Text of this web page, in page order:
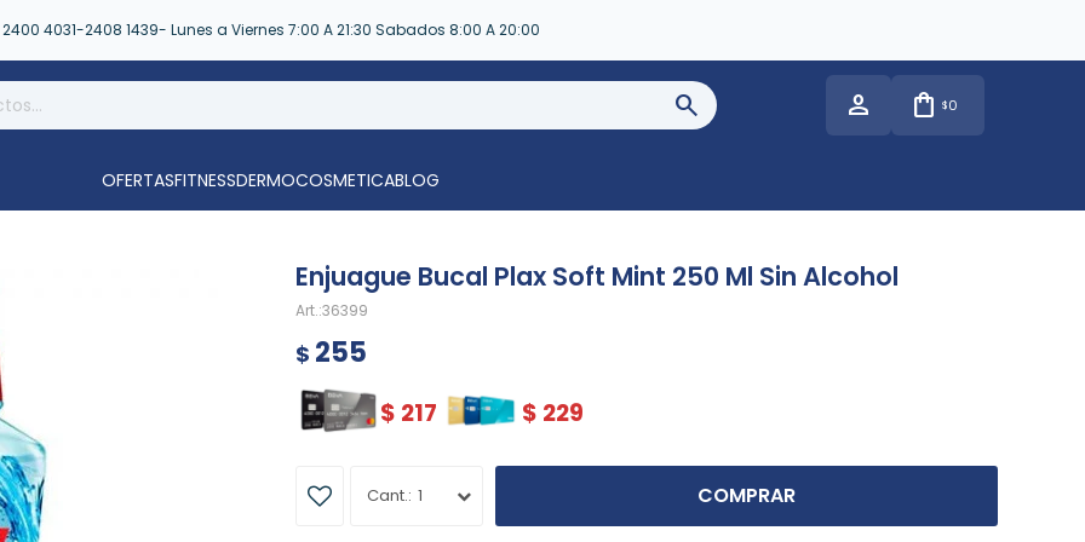
2400 4031-2408 1439- Lunes a Viernes 7:00 A 21:30 Sabados 8:00 A 20:00
$0
OFERTASFITNESSDERMOCOSMETICABLOG
Enjuague Bucal Plax Soft Mint 250 Ml Sin Alcohol
36399
$ 255
$ 217 $ 229
1 COMPRAR